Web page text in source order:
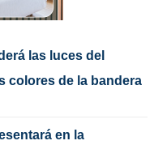
las luces del
colores de la bandera
en la